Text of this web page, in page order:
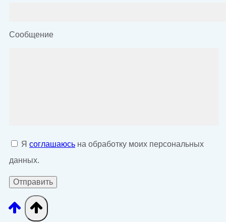
Сообщение
Я соглашаюсь на обработку моих персональных
данных.